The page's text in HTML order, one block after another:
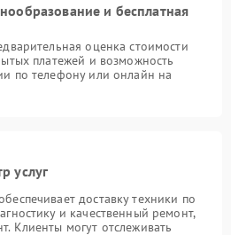
и бесплатная
оценка стоимости
платежей и возможность
по телефону или онлайн на
услуг
доставку техники по
и качественный ремонт,
Клиенты могут отслеживать